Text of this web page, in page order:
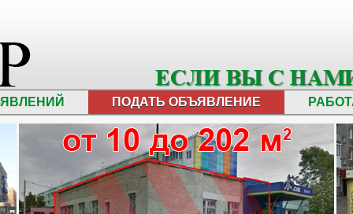
ПОДАТЬ ОБЪЯВЛЕНИЕ